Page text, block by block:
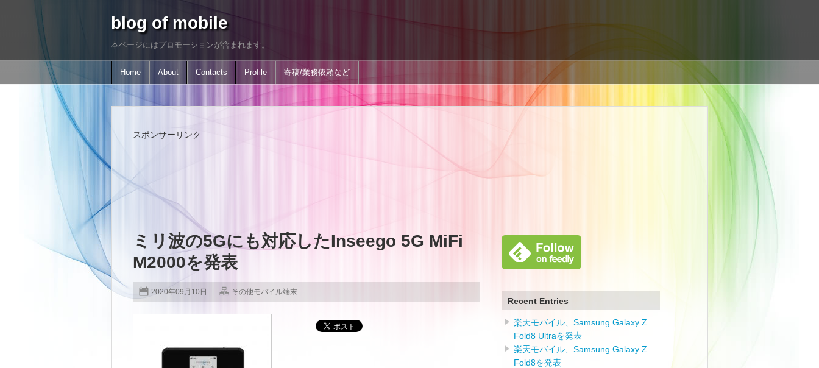
blog of mobile
本ページにはプロモーションが含まれます。
Home About Contacts Profile 寄稿/業務依頼など
スポンサーリンク
ミリ波の5Gにも対応したInseego 5G MiFi
M2000を発表
2020年09月10日 その他モバイル端末
Recent Entries
楽天モバイル、Samsung Galaxy Z
Fold8 Ultraを発表
楽天モバイル、Samsung Galaxy Z
Fold8を発表